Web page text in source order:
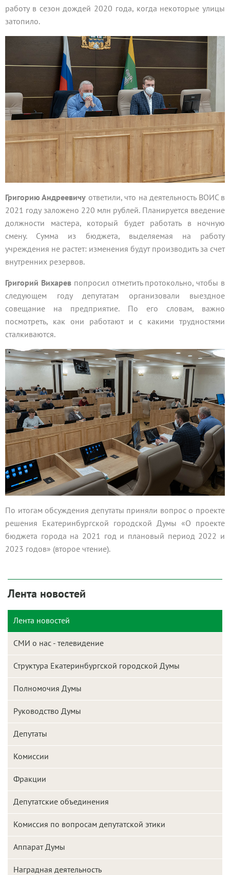
работу в сезон дождей 2020 года, когда некоторые улицы
затопило.
Григорию Андреевичу ответили, что на деятельность ВОИС в
2021 году заложено 220 млн рублей. Планируется введение
должности мастера, который будет работать в ночную
смену. Сумма из бюджета, выделяемая на работу
учреждения не растет: изменения будут производить за счет
внутренних резервов.
Григорий Вихаревпопросил отметить протокольно, чтобы в
следующем году депутатам организовали выездное
совещание на предприятие. По его словам, важно
посмотреть, как они работают и с какими трудностями
сталкиваются.
По итогам обсуждения депутаты приняли вопрос о проекте
решения Екатеринбургской городской Думы «О проекте
бюджета города на 2021 год и плановый период 2022 и
2023 годов» (второе чтение).
Лента новостей
Лента новостей
СМИ о нас - телевидение
Структура Екатеринбургской городской Думы
Полномочия Думы
Руководство Думы
Депутаты
Комиссии
Фракции
Депутатские объединения
Комиссия по вопросам депутатской этики
Аппарат Думы
Наградная деятельность